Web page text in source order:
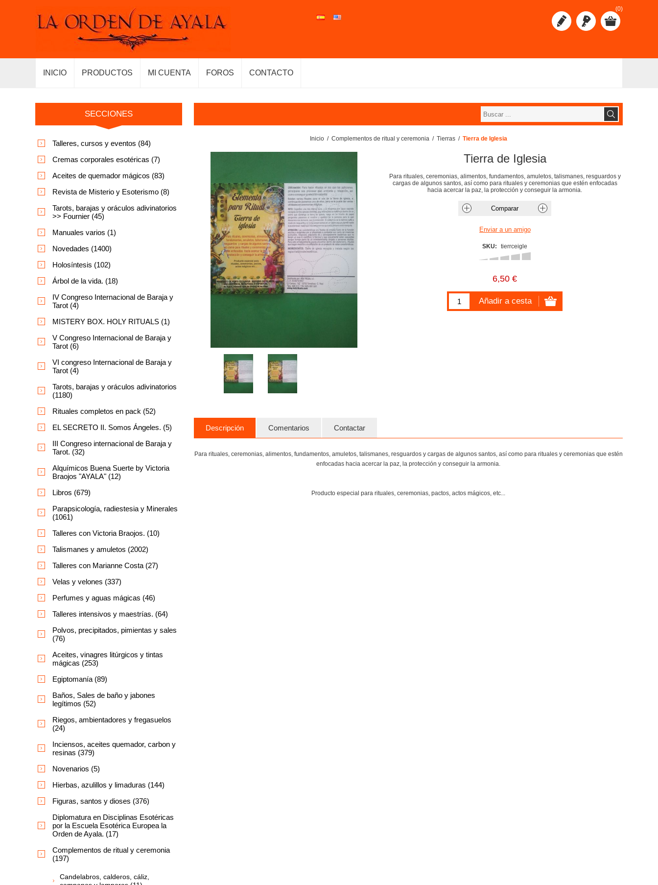
(0)
INICIO PRODUCTOS MI CUENTA FOROS CONTACTO
Inicio / Complementos de ritual y ceremonia / Tierras / Tierra de Iglesia
Tierra de Iglesia
Para rituales, ceremonias, alimentos, fundamentos, amuletos, talismanes, resguardos y
cargas de algunos santos, así como para rituales y ceremonias que estén enfocadas
hacia acercar la paz, la protección y conseguir la armonia.
SKU: tierrceigle
6,50 €
Descripción Comentarios Contactar
Para rituales, ceremonias, alimentos, fundamentos, amuletos, talismanes, resguardos y cargas de algunos santos, así como para rituales y ceremonias que estén
enfocadas hacia acercar la paz, la protección y conseguir la armonia.
Producto especial para rituales, ceremonias, pactos, actos mágicos, etc...
SECCIONES
Talleres, cursos y eventos (84)
Cremas corporales esotéricas (7)
Aceites de quemador mágicos (83)
Revista de Misterio y Esoterismo (8)
Tarots, barajas y oráculos adivinatorios
>> Fournier (45)
Manuales varios (1)
Novedades (1400)
Holosíntesis (102)
Árbol de la vida. (18)
IV Congreso Internacional de Baraja y
Tarot (4)
MISTERY BOX. HOLY RITUALS (1)
V Congreso Internacional de Baraja y
Tarot (6)
VI congreso Internacional de Baraja y
Tarot (4)
Tarots, barajas y oráculos adivinatorios
(1180)
Rituales completos en pack (52)
EL SECRETO II. Somos Ángeles. (5)
III Congreso internacional de Baraja y
Tarot. (32)
Alquímicos Buena Suerte by Victoria
Braojos "AYALA" (12)
Libros (679)
Parapsicología, radiestesia y Minerales
(1061)
Talleres con Victoria Braojos. (10)
Talismanes y amuletos (2002)
Talleres con Marianne Costa (27)
Velas y velones (337)
Perfumes y aguas mágicas (46)
Talleres intensivos y maestrías. (64)
Polvos, precipitados, pimientas y sales
(76)
Aceites, vinagres litúrgicos y tintas
mágicas (253)
Egiptomanía (89)
Baños, Sales de baño y jabones
legítimos (52)
Riegos, ambientadores y fregasuelos
(24)
Inciensos, aceites quemador, carbon y
resinas (379)
Novenarios (5)
Hierbas, azulillos y limaduras (144)
Figuras, santos y dioses (376)
Diplomatura en Disciplinas Esotéricas
por la Escuela Esotérica Europea la
Orden de Ayala. (17)
Complementos de ritual y ceremonia
(197)
Candelabros, calderos, cáliz,